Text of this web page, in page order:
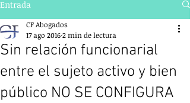
Entrada
Sin relación funcionarial
entre el sujeto activo y bien
público NO SE CONFIGURA
CF Abogados
17 ago 20162 min de lectura